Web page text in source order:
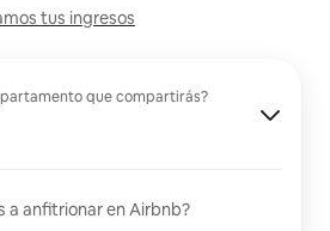
tus ingresos
que compartirás?
a anfitrionar en Airbnb?